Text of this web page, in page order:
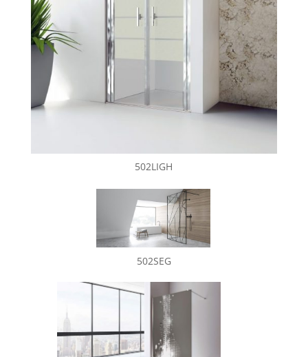
502LIGH
502SEG